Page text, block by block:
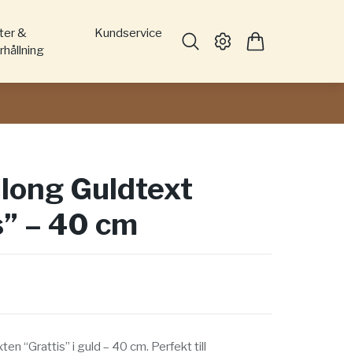
&
Kundservice
Guldtext
– 40 cm
“Grattis” i guld – 40 cm. Perfekt till